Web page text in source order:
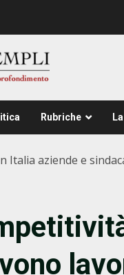
Rubriche
Italia aziende e